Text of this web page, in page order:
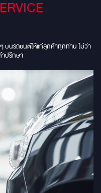
บนรถยนต์ให้แก่ลุกค้าทุกท่าน ไม่ว่า
าปรึกษา